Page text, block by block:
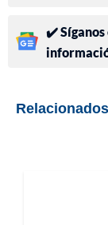
✔️ Síganos
Relacionados